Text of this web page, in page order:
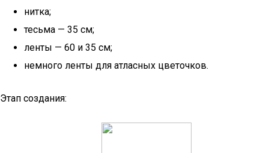
нитка;
тесьма — 35 см;
ленты — 60 и 35 см;
немного ленты для атласных цветочков.
Этап создания: